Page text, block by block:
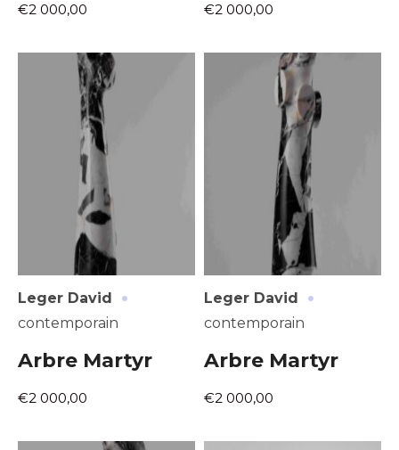
* Champ obligatoire
Nom
Prénom
Statut / Organisation
J'accepte les
* Champ obligatoire
€2 000,00 €2 000,00
Leger David ·
contemporain
Arbre Martyr
€2 000,00
Leger David ·
contemporain
Arbre Martyr
€2 000,00